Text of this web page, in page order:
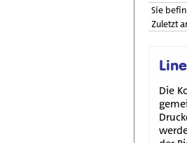
Sie
Zuletzt
Die